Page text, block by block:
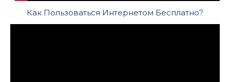
Как Пользоваться Интернетом Бесплатно?